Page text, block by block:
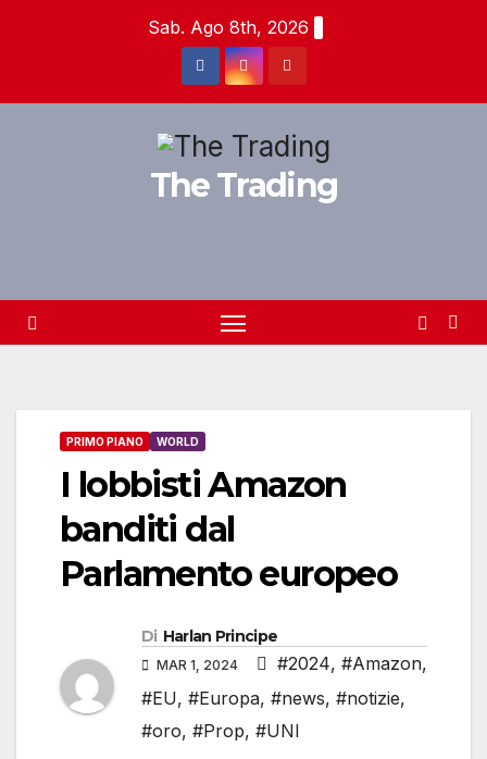
Sab. Ago 8th, 2026
The Trading
PRIMO PIANO WORLD
I lobbisti Amazon
banditi dal
Parlamento europeo
Di Harlan Principe
MAR 1, 2024 #2024, #Amazon,
#EU, #Europa, #news, #notizie,
#oro, #Prop, #UNI